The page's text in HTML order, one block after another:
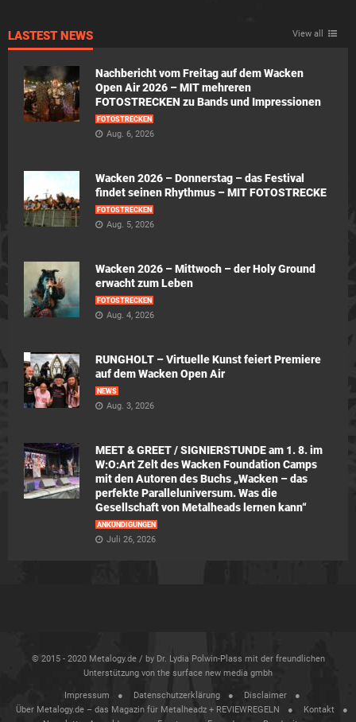
LASTEST NEWS View all
Nachbericht vom Freitag auf dem Wacken
Open Air 2026 – MIT mehreren
FOTOSTRECKEN zu Bands und Impressionen
FOTOSTRECKEN
Aug. 6, 2026
Wacken 2026 – Donnerstag – das Festival
findet seinen Rhythmus – MIT FOTOSTRECKE
FOTOSTRECKEN
Aug. 5, 2026
Wacken 2026 – Mittwoch – der Holy Ground
erwacht zum Leben
FOTOSTRECKEN
Aug. 4, 2026
RUNGHOLT – Virtuelle Kunst feiert Premiere
auf dem Wacken Open Air
NEWS
Aug. 3, 2026
MEET & GREET / SIGNIERSTUNDE am 1. 8. im
W:O:Art Zelt des Wacken Foundation Camps
mit den Autoren des Buchs „Wacken – das
perfekte Paralleluniversum. Was die
Gesellschaft von Metalheads lernen kann“
ANKÜNDIGUNGEN
Juli 26, 2026
© 2015 - 2020 Metalogy.de / by Dr. Lydia Polwin-Plass mit der freundlichen
Unterstützung von the surface new media gmbh
Impressum Datenschutzerklärung
Disclaimer
Über Metalogy.de – das Magazin für Metalheadz + REVIEWREGELN
Kontakt